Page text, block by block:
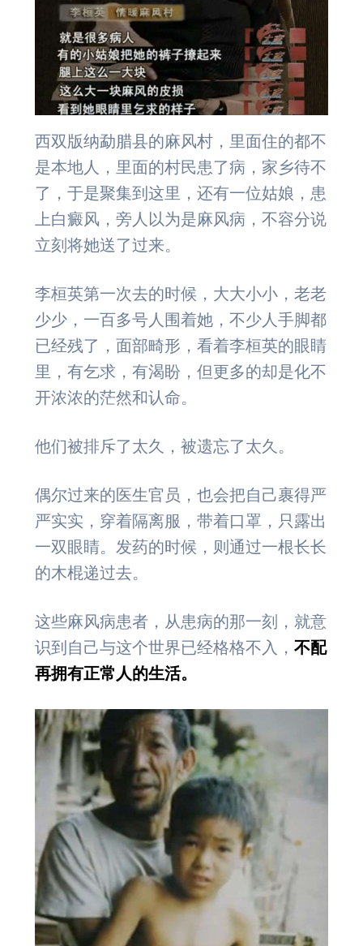
西双版纳勐腊县的麻风村，里面住的都不
是本地人，里面的村民患了病，家乡待不
了，于是聚集到这里，还有一位姑娘，患
上白癜风，旁人以为是麻风病，不容分说
立刻将她送了过来。
李桓英第一次去的时候，大大小小，老老
少少，一百多号人围着她，不少人手脚都
已经残了，面部畸形，看着李桓英的眼睛
里，有乞求，有渴盼，但更多的却是化不
开浓浓的茫然和认命。
他们被排斥了太久，被遗忘了太久。
偶尔过来的医生官员，也会把自己裹得严
严实实，穿着隔离服，带着口罩，只露出
一双眼睛。发药的时候，则通过一根长长
的木棍递过去。
这些麻风病患者，从患病的那一刻，就意
识到自己与这个世界已经格格不入， 不配
再拥有正常人的生活。